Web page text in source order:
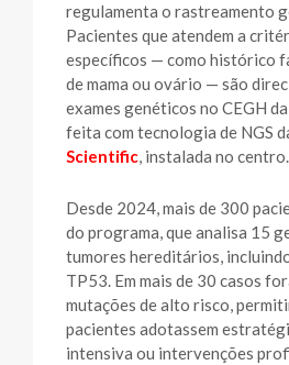
regulamenta o rastreamento
Pacientes que atendem a
específicos — como histórico
de mama ou ovário — são
exames genéticos no CEGH
feita com tecnologia de NGS
Scientific, instalada no centro.
Desde 2024, mais de 300
do programa, que analisa 15
tumores hereditários,
TP53. Em mais de 30 casos
mutações de alto risco,
pacientes adotassem
intensiva ou intervenções